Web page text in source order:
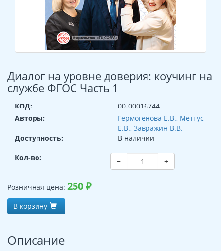
Диалог на уровне доверия: коучинг на
службе ФГОС Часть 1
КОД:
00-00016744
Авторы:
Гермогенова Е.В., Меттус
Е.В., Завражин В.В.
Доступность:
В наличии
Кол-во: − +
Розничная цена: 250₽
В корзину
Описание